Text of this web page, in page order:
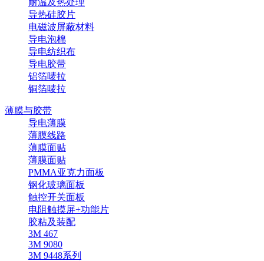
导热硅胶片
电磁波屏蔽材料
导电泡棉
导电纺织布
导电胶带
铝箔唛拉
铜箔唛拉
薄膜与胶带
导电薄膜
薄膜线路
薄膜面贴
薄膜面贴
PMMA亚克力面板
钢化玻璃面板
触控开关面板
电阻触摸屏+功能片
胶粘及装配
3M 467
3M 9080
3M 9448系列